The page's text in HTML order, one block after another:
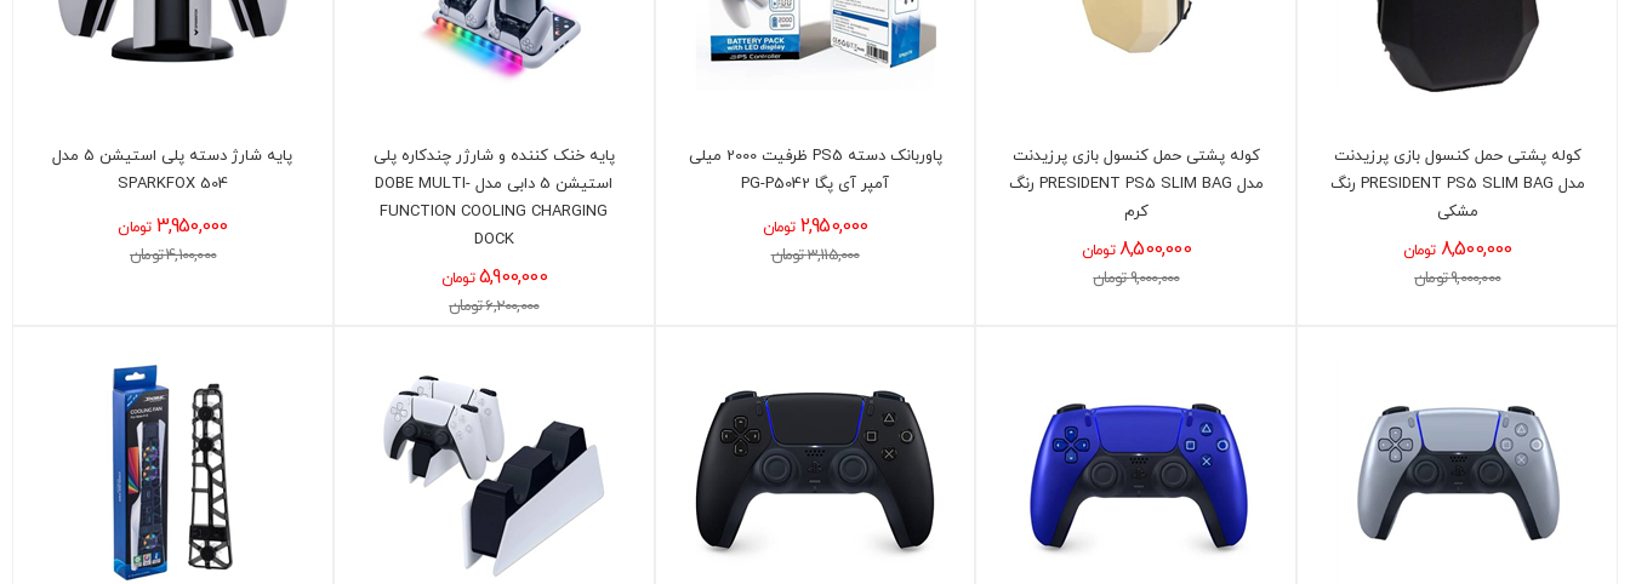
کوله پشتی حمل کنسول بازی پرزیدنت
مدل PRESIDENT PS5 SLIM BAG رنگ
مشکی
8,500,000 تومان
9,000,000 تومان
کوله پشتی حمل کنسول بازی پرزیدنت
مدل PRESIDENT PS5 SLIM BAG رنگ
کرم
8,500,000 تومان
9,000,000 تومان
پاوربانک دسته PS5 ظرفیت 2000 میلی
آمپر آی پگا PG-P5042
2,950,000 تومان
3,115,000 تومان
پایه خنک کننده و شارژر چندکاره پلی
استیشن 5 دابی مدل DOBE MULTI-
FUNCTION COOLING CHARGING
DOCK
5,900,000 تومان
6,200,000 تومان
پایه شارژ دسته پلی استیشن ۵ مدل
SPARKFOX 504
3,950,000 تومان
4,100,000 تومان